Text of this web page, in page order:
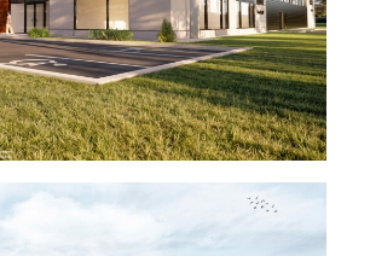
Voir le projet